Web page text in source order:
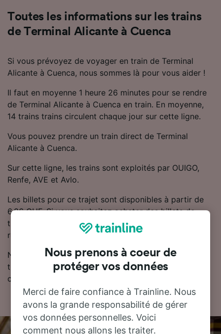
Toutes les informations sur les trains
de Terminal Alicante à Cuenca
Si vous prévoyez de voyager en train de Terminal
Alicante à Cuenca, nous sommes là pour vous aider !
Il faut en moyenne 1 heure 26 minutes pour se rendre
de Terminal Alicante à Cuenca en train. En moyenne,
14 trains trains circulent chaque jour sur cette ligne.
Vous pouvez prendre un train direct de Terminal
Alicante à Cuenca.
Sur cette ligne, les trains sont exploités par OUIGO,
Renfe, AVE et Avlo.
Les billets pour ce trajet sont disponibles à partir de
6.86 CHF. Si vous souhaitez acheter des billets de
train moins chers, Trainline vous recommande de
réserver à l'avance.
Notre planificateur de voyage est l'endroit idéal pour
trouver les horaires, les billets et les tarifs les moins
chers.
Nous prenons à coeur de
protéger vos données
Merci de faire confiance à Trainline. Nous
avons la grande responsabilité de gérer
vos données personnelles. Voici
comment nous allons les traiter.